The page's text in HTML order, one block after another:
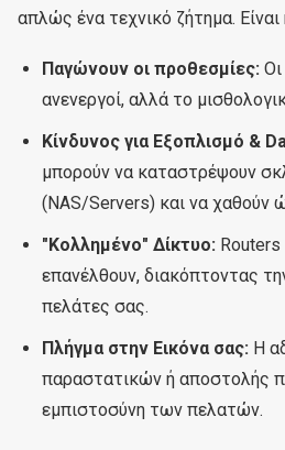
απλώς ένα τεχνικό ζήτημα. Είναι
Παγώνουν οι προθεσμίες:
ανενεργοί, αλλά το
Κίνδυνος για Εξοπλισμό &
μπορούν να καταστρέψουν
(NAS/Servers) και να χαθούν
"Κολλημένο" Δίκτυο:
επανέλθουν, διακόπτοντας
πελάτες σας.
Πλήγμα στην Εικόνα σας: Η
παραστατικών ή αποστολής
εμπιστοσύνη των πελατών.